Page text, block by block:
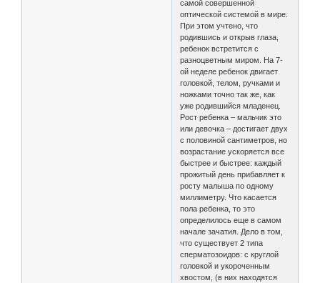
самой совершенной
оптической системой в мире.
При этом учтено, что
родившись и открыв глаза,
ребенок встретится с
разноцветным миром. На 7-
ой неделе ребенок двигает
головкой, телом, ручками и
ножками точно так же, как
уже родившийся младенец.
Рост ребенка – мальчик это
или девочка – достигает двух
с половиной сантиметров, но
возрастание ускоряется все
быстрее и быстрее: каждый
прожитый день прибавляет к
росту малыша по одному
миллиметру. Что касается
пола ребенка, то это
определилось еще в самом
начале зачатия. Дело в том,
что существует 2 типа
сперматозоидов: с круглой
головкой и укороченным
хвостом, (в них находятся